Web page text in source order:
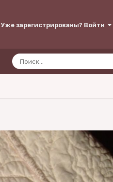
Уже зарегистрированы? Войти